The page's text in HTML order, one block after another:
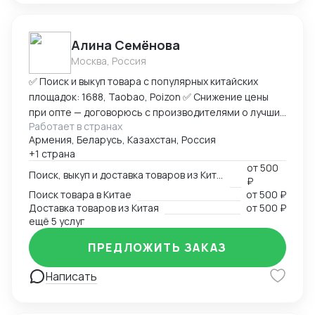
Алина Семёнова
Москва, Россия
✅ Поиск и выкуп товара с популярных китайских
площадок: 1688, Taobao, Poizon ✅ Снижение цены
при опте — договорюсь с производителями о лучших
условиях ✅ Предоставлю фото- и видеоотчет перед
отправкой ✅ Надежная упаковка — минимизация
рисков повреждений при перевозке ✅ Доставка
товара до склада в Москву, отправка в любой город
России (ТК на выбор) ✅ Также доставлю в Армению,
Беларусь, Казахстан, Кыргызстан ✅ Полное
сопровождение — от заказа до получения ➡
Пришлите ссылку на товар или фото, его количество,
и я рассчитаю стоимость доставки
Работает в странах
Армения, Беларусь, Казахстан, Россия
+1 страна
от500
₽
Поиск товара в Китае
от500 ₽
Доставка товаров из Китая
от500 ₽
ещё 5 услуг
Написать
ПРЕДЛОЖИТЬ ЗАКАЗ